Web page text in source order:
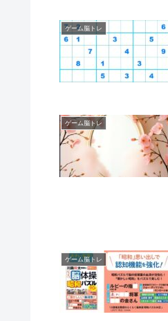
ゲーム脳トレ
ゲーム脳トレ
ゲーム脳トレ